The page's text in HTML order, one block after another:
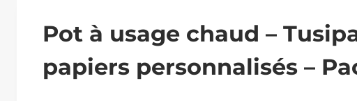
Pot à usage chaud –
papiers personnalisés –